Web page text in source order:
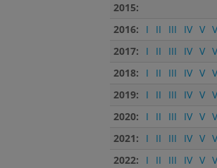
2015:
2016:
I II III IV V
2017:
I II III IV V
2018:
I II III IV V
2019:
I II III IV V
2020:
I II III IV V
2021:
I II III IV V
2022:
I II III IV V